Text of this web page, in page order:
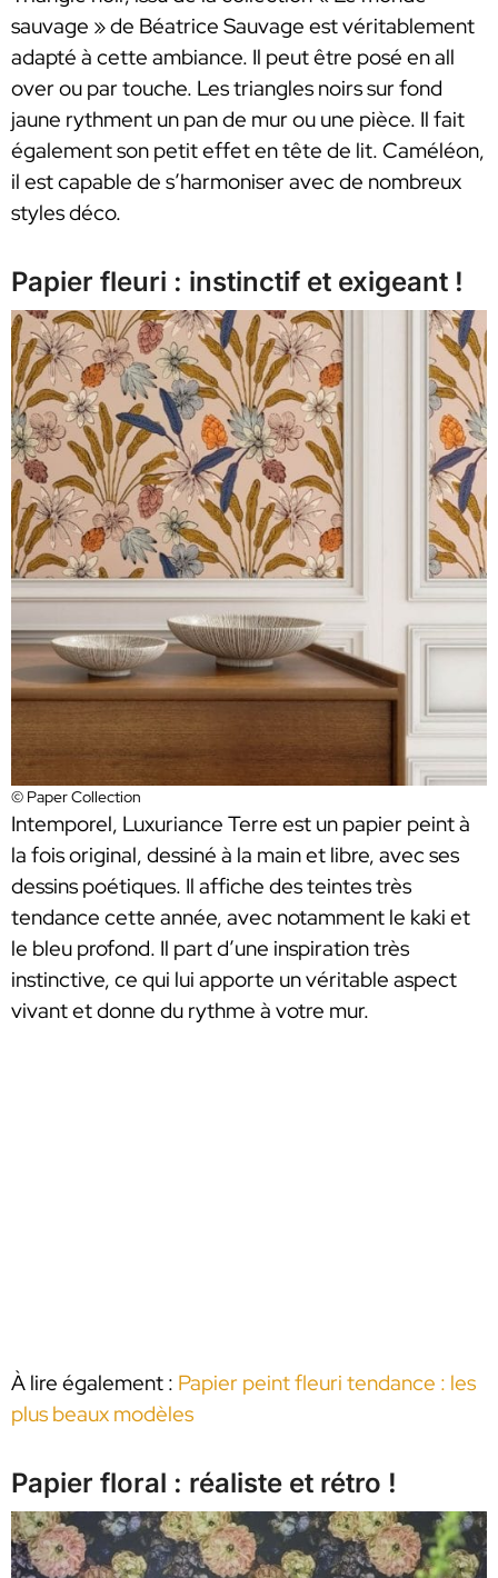
sauvage » de Béatrice Sauvage est véritablement
adapté à cette ambiance. Il peut être posé en all
over ou par touche. Les triangles noirs sur fond
jaune rythment un pan de mur ou une pièce. Il fait
également son petit effet en tête de lit. Caméléon,
il est capable de s’harmoniser avec de nombreux
styles déco.
Papier fleuri : instinctif et exigeant !
© Paper Collection
Intemporel, Luxuriance Terre est un papier peint à
la fois original, dessiné à la main et libre, avec ses
dessins poétiques. Il affiche des teintes très
tendance cette année, avec notamment le kaki et
le bleu profond. Il part d’une inspiration très
instinctive, ce qui lui apporte un véritable aspect
vivant et donne du rythme à votre mur.
À lire également : Papier peint fleuri tendance : les
plus beaux modèles
Papier floral : réaliste et rétro !